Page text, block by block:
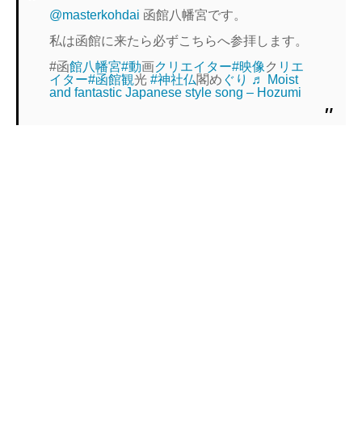
@masterkohdai 函館八幡宮です。
私は函館に来たら必ずこちらへ参拝します。
#函館八幡宮#動画クリエイター#映像ク リエ
イター#函館観光 #神社仏閣め ぐり ♬ Moist
and fantastic Japanese style song – Hozumi